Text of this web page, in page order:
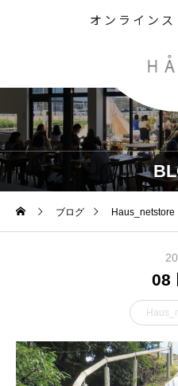
オンライン
ブログ Haus_netstore
08